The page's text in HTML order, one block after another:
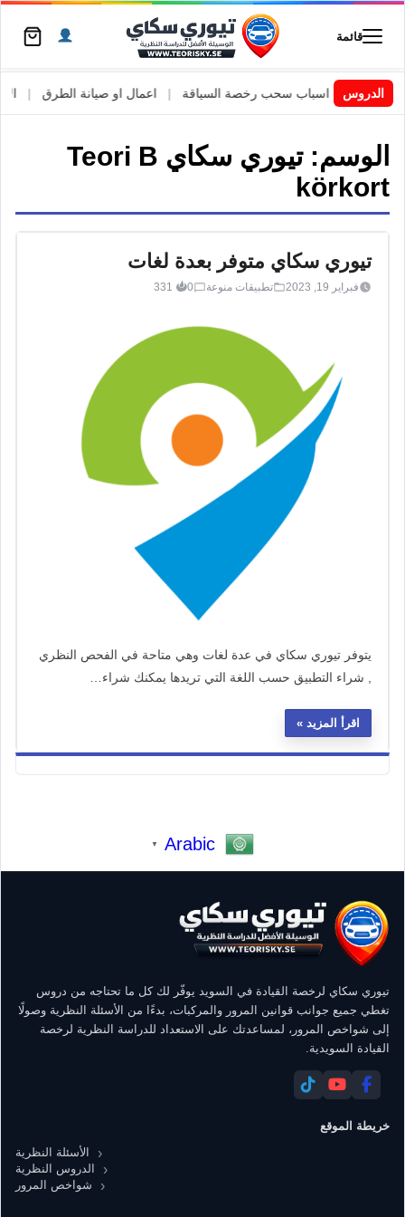
قائمة
الدروس
| اسباب سحب رخصة السياقة | اعمال او صيانة الطرق |
الوسم:
تيوري سكاي Teori B
körkort
تيوري سكاي متوفر بعدة لغات
فبراير 19, 2023 تطبيقات منوعة 0
331
يتوفر تيوري سكاي في عدة لغات وهي متاحة في الفحص النظري
, شراء التطبيق حسب اللغة التي تريدها يمكنك شراء…
اقرأ المزيد
Arabic
▼
تيوري سكاي لرخصة القيادة في السويد يوفّر لك كل ما تحتاجه من دروس
تغطي جميع جوانب قوانين المرور والمركبات، بدءًا من الأسئلة النظرية وصولًا
إلى شواخص المرور، لمساعدتك على الاستعداد للدراسة النظرية لرخصة
القيادة السويدية.
خريطة الموقع
الأسئلة النظرية
الدروس النظرية
شواخص المرور